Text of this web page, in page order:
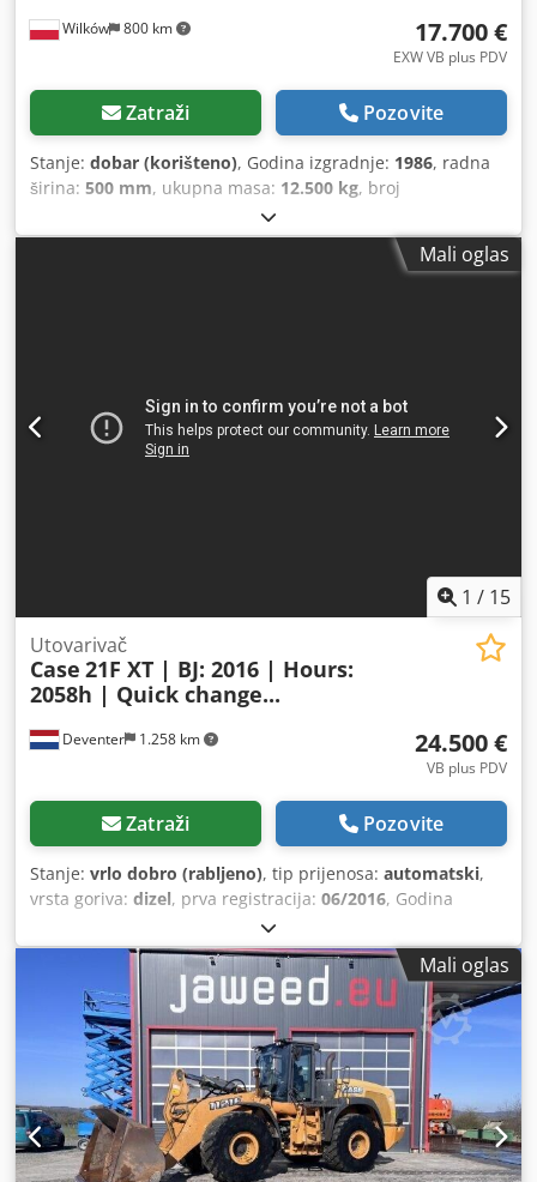
Wilków 800 km 17.700 €
EXW VB plus PDV
Zatraži Pozovite
Stanje: dobar (korišteno), Godina izgradnje: 1986, radna
širina: 500 mm, ukupna masa: 12.500 kg, broj
Mali oglas
1 / 15
Deventer 1.258 km
Utovarivač
Case 21F XT | BJ: 2016 | Hours:
2058h | Quick change...
24.500 €
VB plus PDV
Zatraži Pozovite
Stanje: vrlo dobro (rabljeno), tip prijenosa: automatski,
vrsta goriva: dizel, prva registracija: 06/2016, Godina
2.058 h
Mali oglas